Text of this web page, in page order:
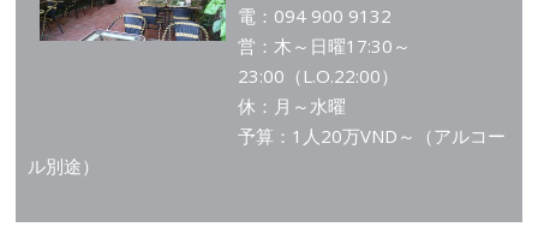
電：094 900 9132
営：木～日曜17:30～
23:00（L.O.22:00）
休：月～水曜
予算：1人20万VND～（アルコー
ル別途）